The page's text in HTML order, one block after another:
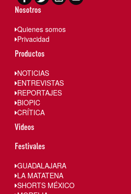
Nosotros
Quienes somos
Privacidad
Productos
NOTICIAS
ENTREVISTAS
REPORTAJES
BIOPIC
CRÍTICA
Videos
Festivales
GUADALAJARA
LA MATATENA
SHORTS MÉXICO